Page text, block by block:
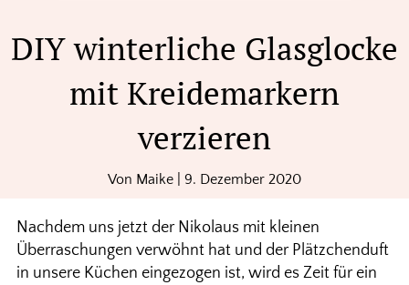
DIY winterliche Glasglocke
mit Kreidemarkern
verzieren
Von Maike 9. Dezember 2020
Nachdem uns jetzt der Nikolaus mit kleinen
Überraschungen verwöhnt hat und der Plätzchenduft
in unsere Küchen eingezogen ist, wird es Zeit für ein